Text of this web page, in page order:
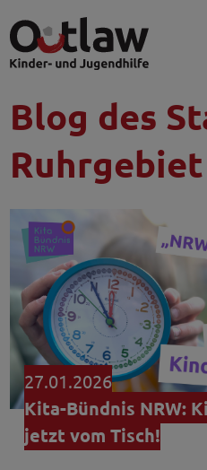
Blog des
Ruhrgebiet
27.01.2026
Kita-Bündnis NRW:
jetzt vom Tisch!